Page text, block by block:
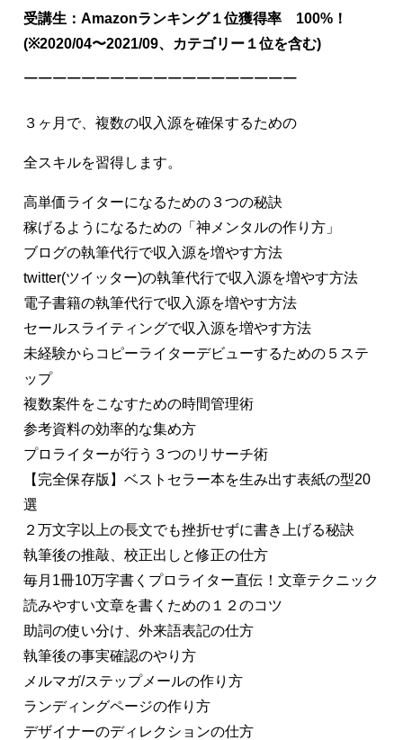
受講生：Amazonランキング１位獲得率 100%！
(※2020/04〜2021/09、カテゴリー１位を含む)
￣￣￣￣￣￣￣￣￣￣￣￣￣￣￣￣￣￣￣
３ヶ月で、複数の収入源を確保するための
全スキルを習得します。
高単価ライターになるための３つの秘訣
稼げるようになるための「神メンタルの作り方」
ブログの執筆代行で収入源を増やす方法
twitter(ツイッター)の執筆代行で収入源を増やす方法
電子書籍の執筆代行で収入源を増やす方法
セールスライティングで収入源を増やす方法
未経験からコピーライターデビューするための５ステ
ップ
複数案件をこなすための時間管理術
参考資料の効率的な集め方
プロライターが行う３つのリサーチ術
【完全保存版】ベストセラー本を生み出す表紙の型20
選
２万文字以上の長文でも挫折せずに書き上げる秘訣
執筆後の推敲、校正出しと修正の仕方
毎月1冊10万字書くプロライター直伝！文章テクニック
読みやすい文章を書くための１２のコツ
助詞の使い分け、外来語表記の仕方
執筆後の事実確認のやり方
メルマガ/ステップメールの作り方
ランディングページの作り方
デザイナーのディレクションの仕方